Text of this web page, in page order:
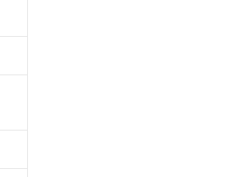
社および当社の共同利用者
利用することをご了承くだ
するものではありません。
間は出荷製品に未対応品が